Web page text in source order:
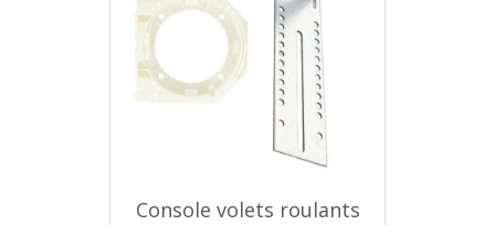
Console volets roulants